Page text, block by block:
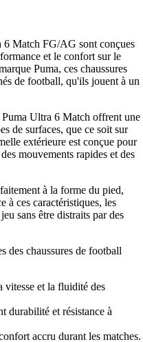
6 Match FG/AG sont conçues
et le confort sur le
Puma, ces chaussures
de football, qu'ils jouent à un
Ultra 6 Match offrent une
de surfaces, que ce soit sur
extérieure est conçue pour
mouvements rapides et des
à la forme du pied,
à ces caractéristiques, les
sans être distraits par des
des chaussures de football
vitesse et la fluidité des
durabilité et résistance à
accru durant les matches.